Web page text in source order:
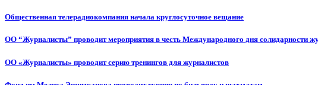
Общественная телерадиокомпания начала круглосуточное вещание
ОО “Журналисты” проводит мероприятия в честь Международного дня солидарности
ОО «Журналисты» проводит серию тренингов для журналистов